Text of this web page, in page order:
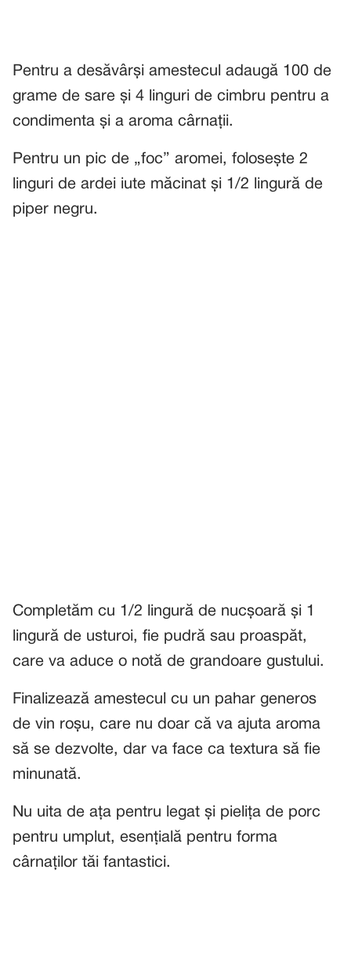
Pentru a desăvârși amestecul adaugă 100 de
grame de sare și 4 linguri de cimbru pentru a
condimenta și a aroma cârnații.
Pentru un pic de „foc” aromei, folosește 2
linguri de ardei iute măcinat și 1/2 lingură de
piper negru.
Completăm cu 1/2 lingură de nucșoară și 1
lingură de usturoi, fie pudră sau proaspăt,
care va aduce o notă de grandoare gustului.
Finalizează amestecul cu un pahar generos
de vin roșu, care nu doar că va ajuta aroma
să se dezvolte, dar va face ca textura să fie
minunată.
Nu uita de ața pentru legat și pielița de porc
pentru umplut, esențială pentru forma
cârnaților tăi fantastici.